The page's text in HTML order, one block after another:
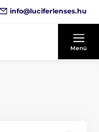
info@luciferlenses.hu
Menü